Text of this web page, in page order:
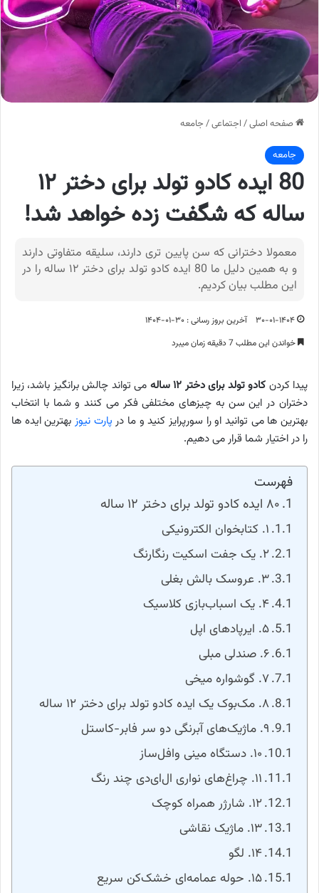
صفحه اصلی/ اجتماعی/ جامعه
جامعه
80 ایده کادو تولد برای دختر ۱۲
ساله که شگفت زده خواهد شد!
معمولا دخترانی که سن پایین تری دارند، سلیقه متفاوتی دارند
و به همین دلیل ما 80 ایده کادو تولد برای دختر ۱۲ ساله را در
این مطلب بیان کردیم.
۳۰-۰۱-۱۴۰۴
آخرین بروز رسانی : ۳۰-۰۱-۱۴۰۴
خواندن این مطلب 7 دقیقه زمان میبرد
پیدا کردن کادو تولد برای دختر ۱۲ ساله
می تواند چالش برانگیز باشد، زیرا
دختران در این سن به چیزهای مختلفی فکر می کنند و شما با انتخاب
بهترین ها می توانید او را سورپرایز کنید و ما در پارت نیوز بهترین ایده ها
را در اختیار شما قرار می دهیم.
فهرست
۸۰ ایده کادو تولد برای دختر ۱۲ ساله
۱. کتابخوان الکترونیکی
۲. یک جفت اسکیت رنگارنگ
۳. عروسک بالش بغلی
۴. یک اسباب‌بازی کلاسیک
۵. ایرپادهای اپل
۶. صندلی مبلی
۷. گوشواره میخی
۸. مک‌بوک یک ایده کادو تولد برای دختر ۱۲ ساله
۹. ماژیک‌های آبرنگی دو سر فابر-کاستل
۱۰. دستگاه مینی وافل‌ساز
۱۱. چراغ‌های نواری ال‌ای‌دی چند رنگ
۱۲. شارژر همراه کوچک
۱۳. ماژیک نقاشی
۱۴. لگو
۱۵. حوله عمامه‌ای خشک‌کن سریع